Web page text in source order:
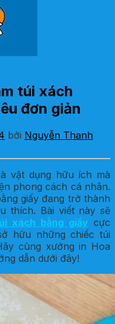
túi xách
đơn giản
bởi Nguyễn Thanh
vật dụng hữu ích mà
phong cách cá nhân.
giấy đang trở thành
thích. Bài viết này sẽ
xách bằng giấy cực
hữu những chiếc túi
cùng xưởng in Hoa
dẫn dưới đây!